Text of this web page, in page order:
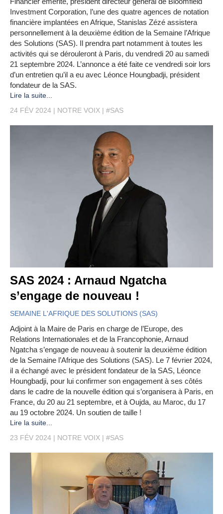
Investment Corporation, l’une des quatre agences de notation
financière implantées en Afrique, Stanislas Zézé assistera
personnellement à la deuxième édition de la Semaine l’Afrique
des Solutions (SAS). Il prendra part notamment à toutes les
activités qui se dérouleront à Paris, du vendredi 20 au samedi
21 septembre 2024. L’annonce a été faite ce vendredi soir lors
d’un entretien qu’il a eu avec Léonce Houngbadji, président
fondateur de la SAS.
Lire la suite...
24 FÉV 2024
NOTRE VOIX #SAS
SAS 2024 : Arnaud Ngatcha
s’engage de nouveau !
SEMAINE L'AFRIQUE DES SOLUTIONS (SAS)
Adjoint à la Maire de Paris en charge de l’Europe, des
Relations Internationales et de la Francophonie, Arnaud
Ngatcha s’engage de nouveau à soutenir la deuxième édition
de la Semaine l’Afrique des Solutions (SAS). Le 7 février 2024,
il a échangé avec le président fondateur de la SAS, Léonce
Houngbadji, pour lui confirmer son engagement à ses côtés
dans le cadre de la nouvelle édition qui s’organisera à Paris, en
France, du 20 au 21 septembre, et à Oujda, au Maroc, du 17
au 19 octobre 2024. Un soutien de taille !
Lire la suite...
23 FÉV 2024
NOTRE VOIX #SAS